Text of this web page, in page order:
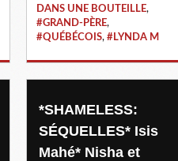
DANS UNE BOUTEILLE,
#GRAND-PÈRE,
#QUÉBÉCOIS, #LYNDA M
*SHAMELESS:
SÉQUELLES* Isis
Mahé* Nisha et